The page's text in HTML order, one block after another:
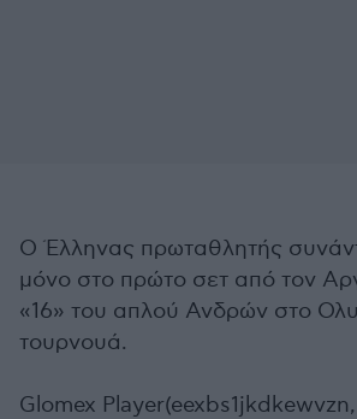
Ο Έλληνας πρωταθλητής
μόνο στο πρώτο σετ από τον
«16» του απλού Ανδρών στο
τουρνουά.
Glomex